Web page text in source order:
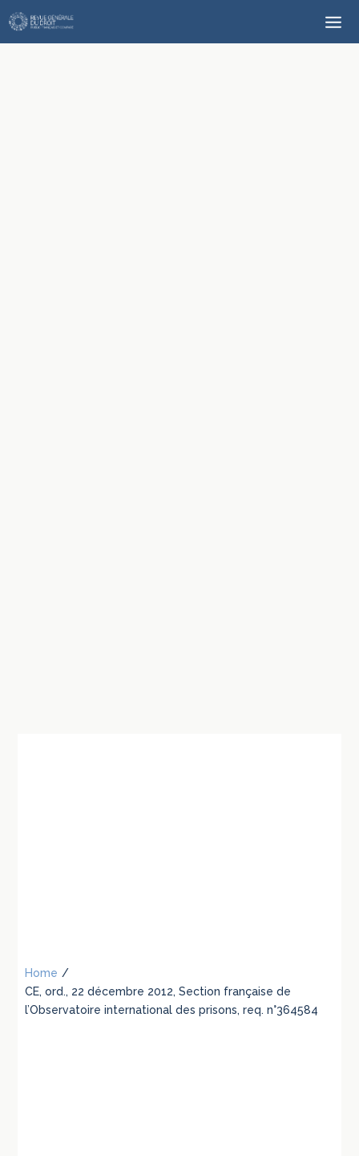
Home /
CE, ord., 22 décembre 2012, Section française de
l’Observatoire international des prisons, req. n°364584